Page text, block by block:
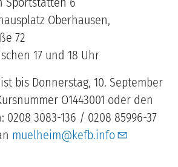
Oberhausen,
72
17 und 18 Uhr
bis Donnerstag, 10. September
O1443001 oder den
3083-136 / 0208 85996-37
muelheim@kefb.info